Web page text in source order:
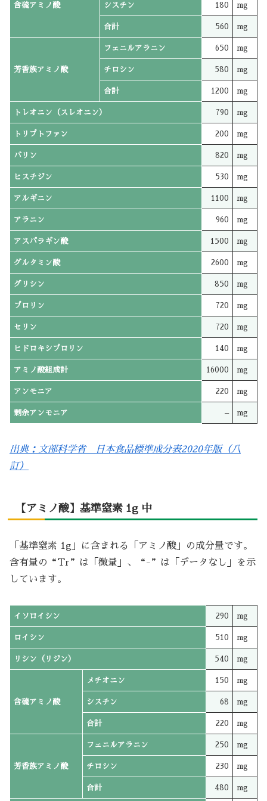
含硫アミノ酸 シスチン 180 mg
合計 560 mg
芳香族アミノ酸
フェニルアラニン 650 mg
チロシン 580 mg
合計 1200 mg
トレオニン（スレオニン） 790 mg
トリプトファン 200 mg
バリン 820 mg
ヒスチジン 530 mg
アルギニン 1100 mg
アラニン 960 mg
アスパラギン酸 1500 mg
グルタミン酸 2600 mg
グリシン 850 mg
プロリン 720 mg
セリン 720 mg
ヒドロキシプロリン 140 mg
アミノ酸組成計 16000 mg
アンモニア 220 mg
剰余アンモニア – mg
出典：文部科学省 日本食品標準成分表2020年版（八
訂）
【アミノ酸】基準窒素 1g 中
「基準窒素 1g」に含まれる「アミノ酸」の成分量です。
含有量の“Tr”は「微量」、“-”は「データなし」を示
しています。
イソロイシン 290 mg
ロイシン 510 mg
リシン（リジン） 540 mg
含硫アミノ酸
メチオニン 150 mg
シスチン 68 mg
合計 220 mg
芳香族アミノ酸
フェニルアラニン 250 mg
チロシン 230 mg
合計 480 mg